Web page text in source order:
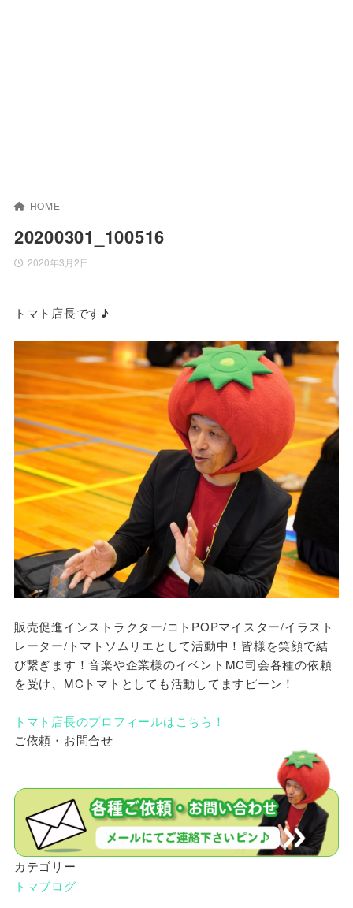
HOME
20200301_100516
2020年3月2日
トマト店長です♪
販売促進インストラクター/コトPOPマイスター/イラスト
レーター/トマトソムリエとして活動中！皆様を笑顔で結
び繋ぎます！音楽や企業様のイベントMC司会各種の依頼
を受け、MCトマトとしても活動してますピーン！
トマト店長のプロフィールはこちら！
ご依頼・お問合せ
カテゴリー
トマブログ